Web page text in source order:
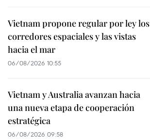
Vietnam propone regular por ley los
corredores espaciales y las vistas
hacia el mar
06/08/2026 10:55
Vietnam y Australia avanzan hacia
una nueva etapa de cooperación
estratégica
06/08/2026 09:58